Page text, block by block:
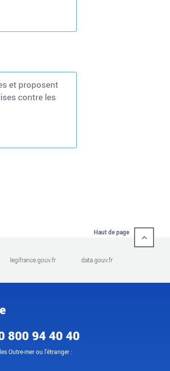
et proposent
contre les
Haut de page
legifrance.gouv.fr data.gouv.fr
800 94 40 40
Outre-mer ou l'étranger :